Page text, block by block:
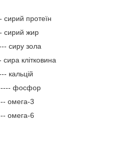
протеїн
сирий жир
сиру зола
клітковина
кальцій
фосфор
омега-3
омега-6